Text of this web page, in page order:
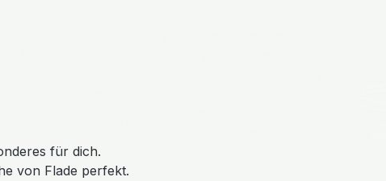
für dich.
von Flade perfekt.